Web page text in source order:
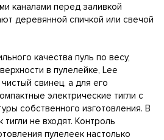
каналами перед заливкой
деревянной спичкой или свечой
качества пуль по весу,
в пулелейке, Lee
свинец, а для его
электрические тигли с
собственного изготовления. В
не входят. Контроль
пулелеек настолько